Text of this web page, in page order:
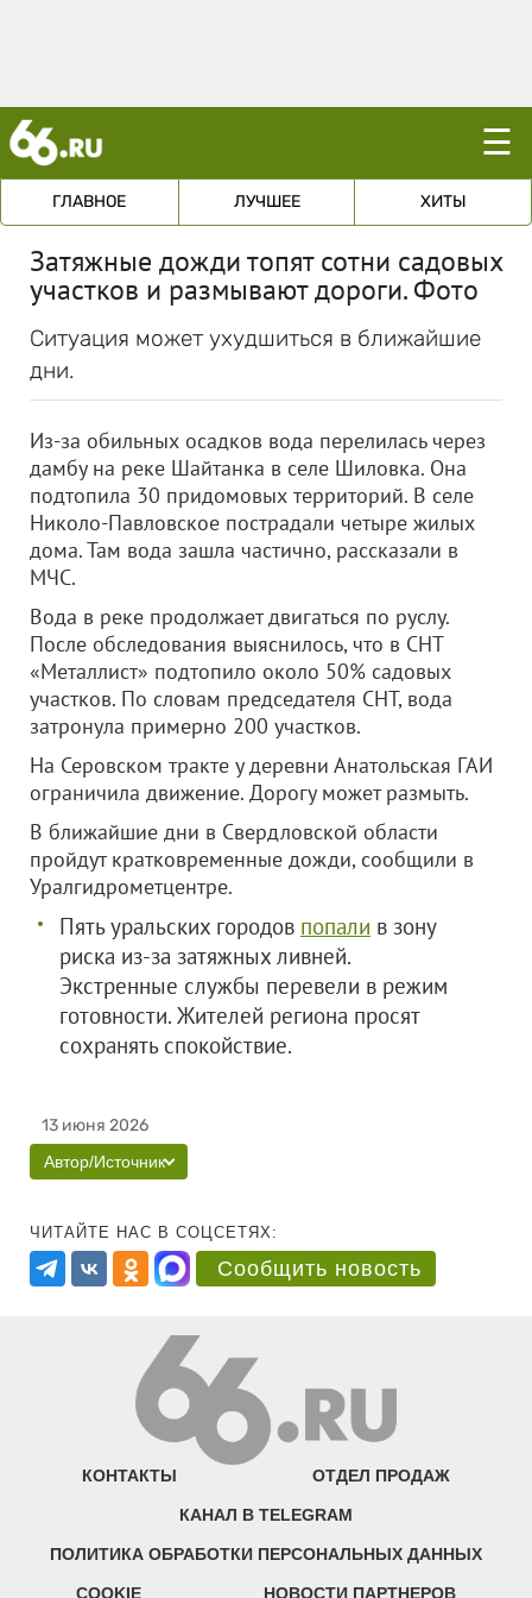
☰
ГЛАВНОЕ ЛУЧШЕЕ ХИТЫ
Затяжные дожди топят сотни садовых
участков и размывают дороги. Фото
Ситуация может ухудшиться в ближайшие
дни.
Из-за обильных осадков вода перелилась через
дамбу на реке Шайтанка в селе Шиловка. Она
подтопила 30 придомовых территорий. В селе
Николо-Павловское пострадали четыре жилых
дома. Там вода зашла частично, рассказали в
МЧС.
Вода в реке продолжает двигаться по руслу.
После обследования выяснилось, что в СНТ
«Металлист» подтопило около 50% садовых
участков. По словам председателя СНТ, вода
затронула примерно 200 участков.
На Серовском тракте у деревни Анатольская ГАИ
ограничила движение. Дорогу может размыть.
В ближайшие дни в Свердловской области
пройдут кратковременные дожди, сообщили в
Уралгидрометцентре.
Пять уральских городов попали в зону
риска из-за затяжных ливней.
Экстренные службы перевели в режим
готовности. Жителей региона просят
сохранять спокойствие.
13 июня 2026
Автор/Источник
ЧИТАЙТЕ НАС В СОЦСЕТЯХ:
Сообщить новость
КОНТАКТЫ ОТДЕЛ ПРОДАЖ
КАНАЛ В TELEGRAM
ПОЛИТИКА ОБРАБОТКИ ПЕРСОНАЛЬНЫХ ДАННЫХ
COOKIE НОВОСТИ ПАРТНЕРОВ